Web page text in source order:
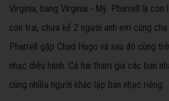
Virginia, bang Virginia - Mỹ. Pharrell là
con trai, chưa kể 2 người anh em cùng
Pharrell gặp Chad Hugo và sau đó cùng
nhạc diễu hành. Cả hai tham gia các ban
cùng nhiều người khác lập ban nhạc riêng.